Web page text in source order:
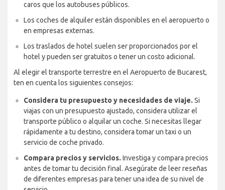
caros que los autobuses públicos.
Los coches de alquiler están disponibles en el aeropuerto o
en empresas externas.
Los traslados de hotel suelen ser proporcionados por el
hotel y pueden ser gratuitos o tener un costo adicional.
Al elegir el transporte terrestre en el Aeropuerto de Bucarest,
ten en cuenta los siguientes consejos:
Considera tu presupuesto y necesidades de viaje. Si
viajas con un presupuesto ajustado, considera utilizar el
transporte público o alquilar un coche. Si necesitas llegar
rápidamente a tu destino, considera tomar un taxi o un
servicio de coche privado.
Compara precios y servicios. Investiga y compara precios
antes de tomar tu decisión final. Asegúrate de leer reseñas
de diferentes empresas para tener una idea de su nivel de